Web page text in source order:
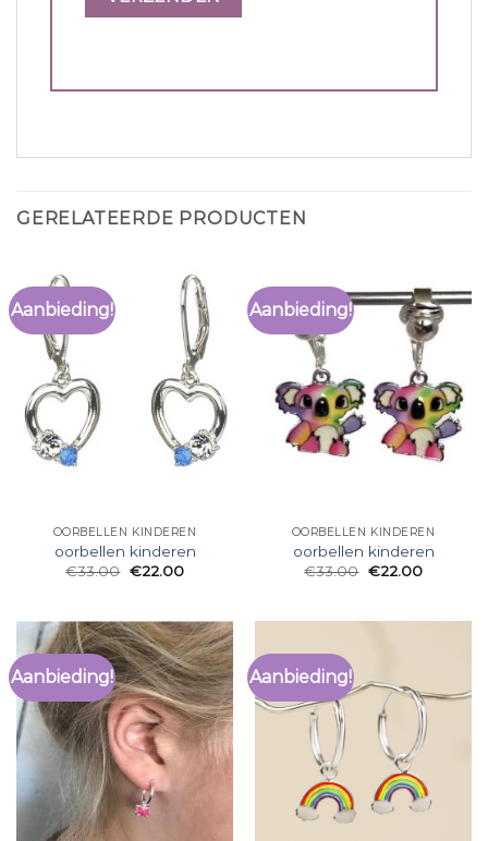
GERELATEERDE PRODUCTEN
Aanbieding!
OORBELLEN KINDEREN
oorbellen kinderen
€33.00 €22.00
Aanbieding!
OORBELLEN KINDEREN
oorbellen kinderen
€33.00 €22.00
Aanbieding! Aanbieding!